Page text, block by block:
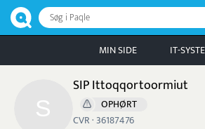
Søg i Paqle
MIN SIDE IT-
SIP Ittoqqortoormiut
OPHØRT
CVR · 36187476